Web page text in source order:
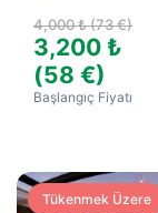
4,000 ₺ (73 €)
3,200 ₺
(58 €)
Başlangıç Fiyatı
Tükenmek Üzere